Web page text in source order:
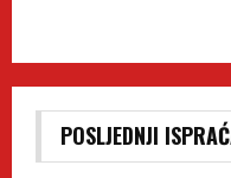
POSLJEDNJI